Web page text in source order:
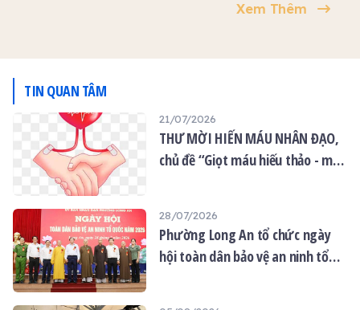
nguyện ý nghĩa:
Xem Thêm
TIN QUAN TÂM
21/07/2026
THƯ MỜI HIẾN MÁU NHÂN ĐẠO,
chủ đề “Giọt máu hiếu thảo - mùa
28/07/2026
Phường Long An tổ chức ngày
hội toàn dân bảo vệ an ninh tổ